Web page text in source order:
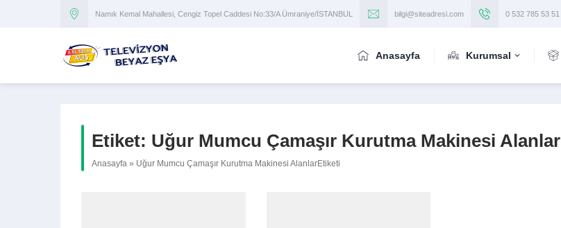
Namık Kemal Mahallesi, Cengiz Topel Caddesi No:33/A Ümraniye/İSTANBUL bilgi@siteadresi.com 0 532 785 53 51
Anasayfa Kurumsal
Etiket: Uğur Mumcu Çamaşır Kurutma Makinesi Alanlar
Anasayfa » Uğur Mumcu Çamaşır Kurutma Makinesi AlanlarEtiketi